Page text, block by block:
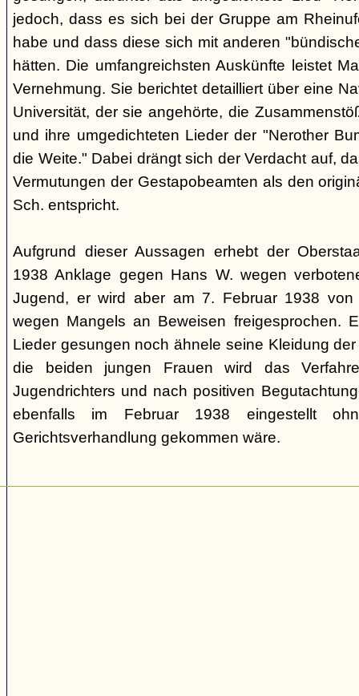
jedoch, dass es sich bei der Gruppe am
habe und dass diese sich mit anderen
hätten. Die umfangreichsten Auskünfte leistet
Vernehmung. Sie berichtet detailliert über eine
Universität, der sie angehörte, die
und ihre umgedichteten Lieder der "Nerother
die Weite." Dabei drängt sich der Verdacht auf,
Vermutungen der Gestapobeamten als den
Sch. entspricht.
Aufgrund dieser Aussagen erhebt der
1938 Anklage gegen Hans W. wegen
Jugend, er wird aber am 7. Februar 1938 von
wegen Mangels an Beweisen freigesprochen.
Lieder gesungen noch ähnele seine Kleidung
die beiden jungen Frauen wird das
Jugendrichters und nach positiven
ebenfalls im Februar 1938 eingestellt
Gerichtsverhandlung gekommen wäre.